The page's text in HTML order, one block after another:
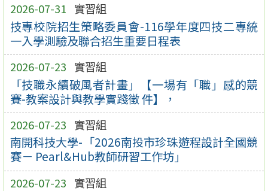
2026-07-31 實習組
技專校院招生策略委員會-116學年度四技二專統
一入學測驗及聯合招生重要日程表
2026-07-23 實習組
「技職永續破風者計畫」【一場有「職」感的競
賽-教案設計與教學實踐徵 件】，
2026-07-23 實習組
南開科技大學-「2026南投市珍珠遊程設計全國競
賽－ Pearl&Hub教師研習工作坊」
2026-07-23 實習組